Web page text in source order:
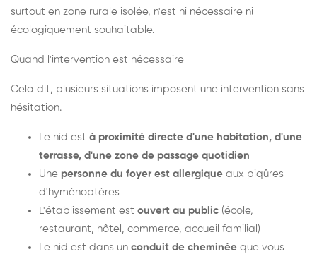
surtout en zone rurale isolée, n'est ni nécessaire ni
écologiquement souhaitable.
Quand l'intervention est nécessaire
Cela dit, plusieurs situations imposent une intervention sans
hésitation.
Le nid est à proximité directe d'une habitation, d'une
terrasse, d'une zone de passage quotidien
Une personne du foyer est allergique aux piqûres
d'hyménoptères
L'établissement est ouvert au public (école,
restaurant, hôtel, commerce, accueil familial)
Le nid est dans un conduit de cheminée que vous